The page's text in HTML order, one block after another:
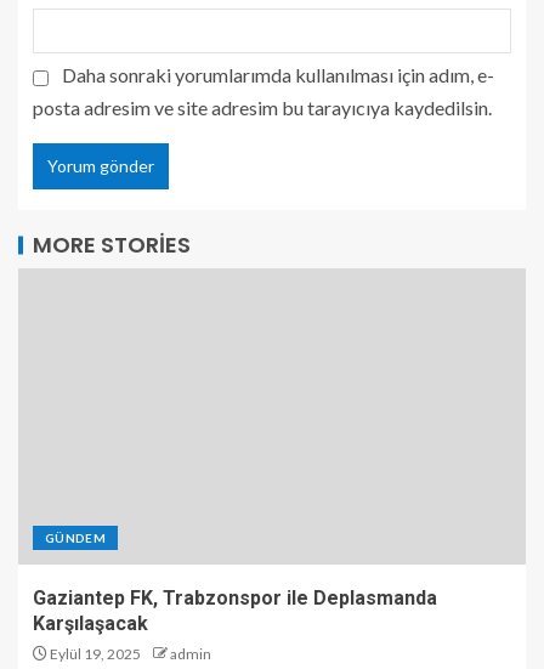
Daha sonraki yorumlarımda kullanılması için adım, e-
posta adresim ve site adresim bu tarayıcıya kaydedilsin.
MORE STORIES
GÜNDEM
Gaziantep FK, Trabzonspor ile Deplasmanda
Karşılaşacak
Eylül 19, 2025 admin